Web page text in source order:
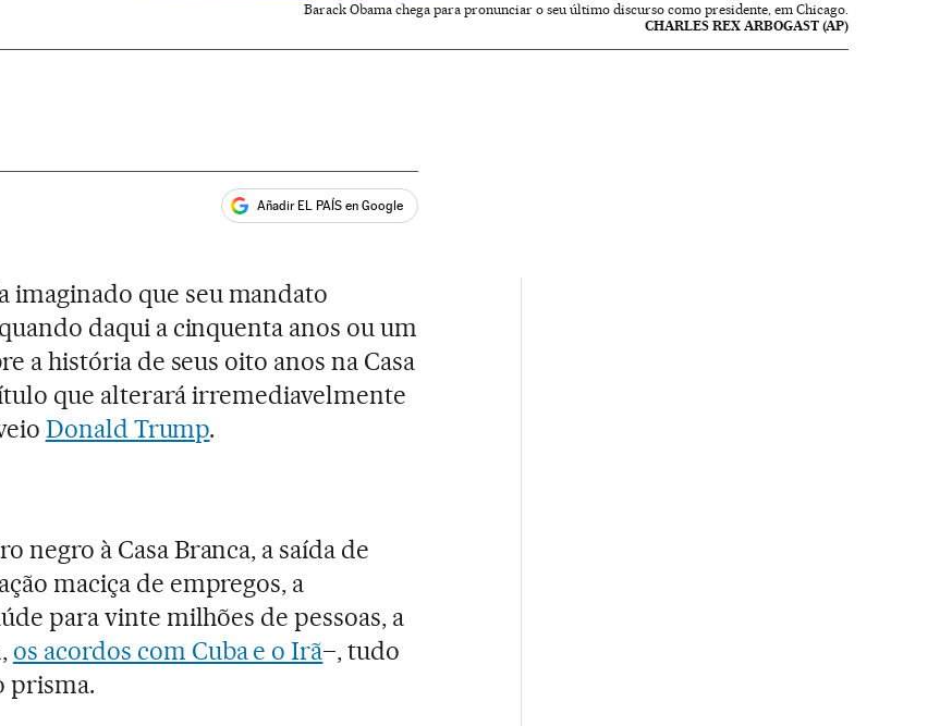
Barack Obama chega para pronunciar o seu último discurso como presidente, em Chicago.
CHARLES REX ARBOGAST (AP)
Añadir EL PAÍS en Google
imaginado que seu mandato
daqui a cinquenta anos ou um
a história de seus oito anos na Casa
que alterará irremediavelmente
Donald Trump.
negro à Casa Branca, a saída de
maciça de empregos, a
para vinte milhões de pessoas, a
os acordos com Cuba e o Irã–, tudo
prisma.